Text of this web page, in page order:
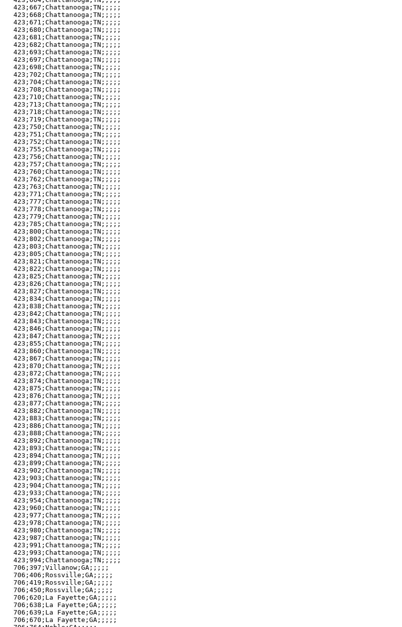
423;667;Chattanooga;TN;;;;;
423;668;Chattanooga;TN;;;;;
423;671;Chattanooga;TN;;;;;
423;680;Chattanooga;TN;;;;;
423;681;Chattanooga;TN;;;;;
423;682;Chattanooga;TN;;;;;
423;693;Chattanooga;TN;;;;;
423;697;Chattanooga;TN;;;;;
423;698;Chattanooga;TN;;;;;
423;702;Chattanooga;TN;;;;;
423;704;Chattanooga;TN;;;;;
423;708;Chattanooga;TN;;;;;
423;710;Chattanooga;TN;;;;;
423;713;Chattanooga;TN;;;;;
423;718;Chattanooga;TN;;;;;
423;719;Chattanooga;TN;;;;;
423;750;Chattanooga;TN;;;;;
423;751;Chattanooga;TN;;;;;
423;752;Chattanooga;TN;;;;;
423;755;Chattanooga;TN;;;;;
423;756;Chattanooga;TN;;;;;
423;757;Chattanooga;TN;;;;;
423;760;Chattanooga;TN;;;;;
423;762;Chattanooga;TN;;;;;
423;763;Chattanooga;TN;;;;;
423;771;Chattanooga;TN;;;;;
423;777;Chattanooga;TN;;;;;
423;778;Chattanooga;TN;;;;;
423;779;Chattanooga;TN;;;;;
423;785;Chattanooga;TN;;;;;
423;800;Chattanooga;TN;;;;;
423;802;Chattanooga;TN;;;;;
423;803;Chattanooga;TN;;;;;
423;805;Chattanooga;TN;;;;;
423;821;Chattanooga;TN;;;;;
423;822;Chattanooga;TN;;;;;
423;825;Chattanooga;TN;;;;;
423;826;Chattanooga;TN;;;;;
423;827;Chattanooga;TN;;;;;
423;834;Chattanooga;TN;;;;;
423;838;Chattanooga;TN;;;;;
423;842;Chattanooga;TN;;;;;
423;843;Chattanooga;TN;;;;;
423;846;Chattanooga;TN;;;;;
423;847;Chattanooga;TN;;;;;
423;855;Chattanooga;TN;;;;;
423;860;Chattanooga;TN;;;;;
423;867;Chattanooga;TN;;;;;
423;870;Chattanooga;TN;;;;;
423;872;Chattanooga;TN;;;;;
423;874;Chattanooga;TN;;;;;
423;875;Chattanooga;TN;;;;;
423;876;Chattanooga;TN;;;;;
423;877;Chattanooga;TN;;;;;
423;882;Chattanooga;TN;;;;;
423;883;Chattanooga;TN;;;;;
423;886;Chattanooga;TN;;;;;
423;888;Chattanooga;TN;;;;;
423;892;Chattanooga;TN;;;;;
423;893;Chattanooga;TN;;;;;
423;894;Chattanooga;TN;;;;;
423;899;Chattanooga;TN;;;;;
423;902;Chattanooga;TN;;;;;
423;903;Chattanooga;TN;;;;;
423;904;Chattanooga;TN;;;;;
423;933;Chattanooga;TN;;;;;
423;954;Chattanooga;TN;;;;;
423;960;Chattanooga;TN;;;;;
423;977;Chattanooga;TN;;;;;
423;978;Chattanooga;TN;;;;;
423;980;Chattanooga;TN;;;;;
423;987;Chattanooga;TN;;;;;
423;991;Chattanooga;TN;;;;;
423;993;Chattanooga;TN;;;;;
423;994;Chattanooga;TN;;;;;
706;397;Villanow;GA;;;;;
706;406;Rossville;GA;;;;;
706;419;Rossville;GA;;;;;
706;450;Rossville;GA;;;;;
706;620;La Fayette;GA;;;;;
706;638;La Fayette;GA;;;;;
706;639;La Fayette;GA;;;;;
706;670;La Fayette;GA;;;;;